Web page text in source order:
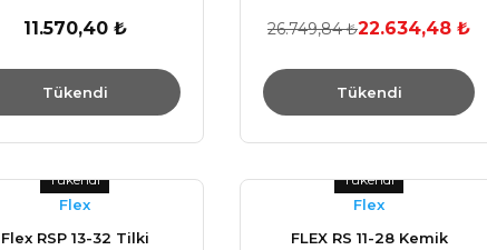
11.570,40 ₺
Tükendi
26.749,84 ₺22.634,48 ₺
Tükendi
Tükendi
Flex
Flex RSP 13-32 Tilki
Tükendi
Flex
FLEX RS 11-28 Kemik